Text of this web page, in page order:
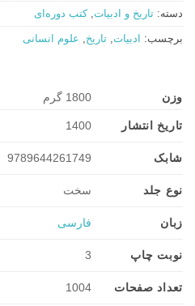
دسته: تاریخ و ادبیات,کتب دوره‌ای
برچسب: ادبیات, تاریخ, علوم انسانی
وزن 1800 گرم
تاریخ انتشار 1400
شابک 9789644261749
نوع جلد سخت
زبان فارسی
نوبت چاپ 3
تعداد صفحات 1004